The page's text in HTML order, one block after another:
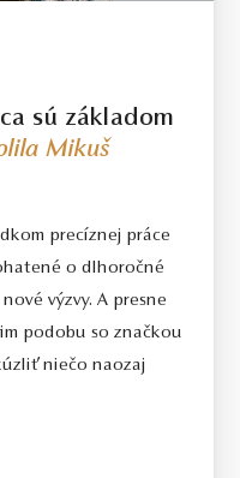
sú základom
Mikuš
precíznej práce
o dlhoročné
výzvy. A presne
podobu so značkou
niečo naozaj